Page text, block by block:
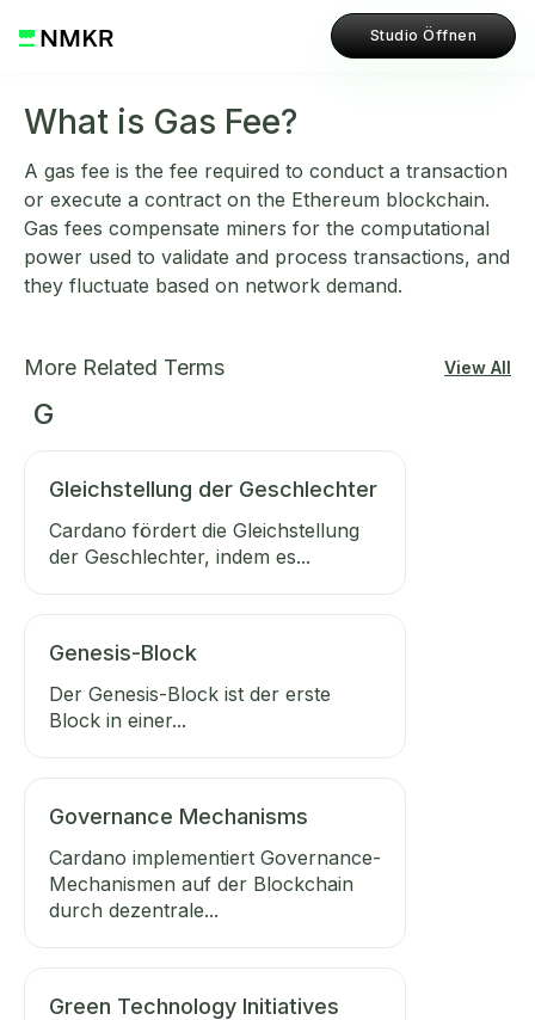
Studio Öffnen
What is Gas Fee?
A gas fee is the fee required to conduct a transaction
or execute a contract on the Ethereum blockchain.
Gas fees compensate miners for the computational
power used to validate and process transactions, and
they fluctuate based on network demand.
More Related Terms View All
G
Gleichstellung der Geschlechter
Cardano fördert die Gleichstellung
der Geschlechter, indem es...
Genesis-Block
Der Genesis-Block ist der erste
Block in einer...
Governance Mechanisms
Cardano implementiert Governance-
Mechanismen auf der Blockchain
durch dezentrale...
Green Technology Initiatives